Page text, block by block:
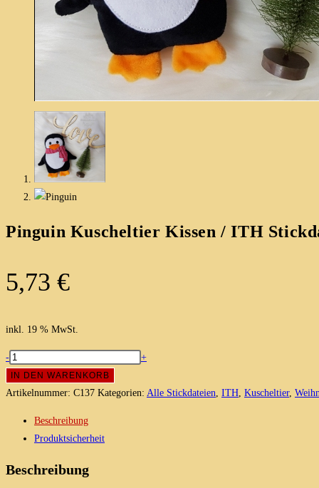
Pinguin Kuscheltier Kissen / ITH
5,73 €
inkl. 19 % MwSt.
Pinguin
Kuscheltier
Kissen
Stickdatei
in
- +
IN DEN WARENKORB
Artikelnummer: C137 Kategorien: Alle Stickdateien ITH Kuscheltier,
Beschreibung
Produktsicherheit
Beschreibung